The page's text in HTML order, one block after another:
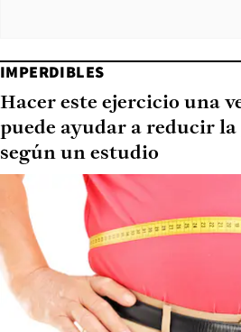
IMPERDIBLES
Hacer este ejercicio una
puede ayudar a reducir
según un estudio